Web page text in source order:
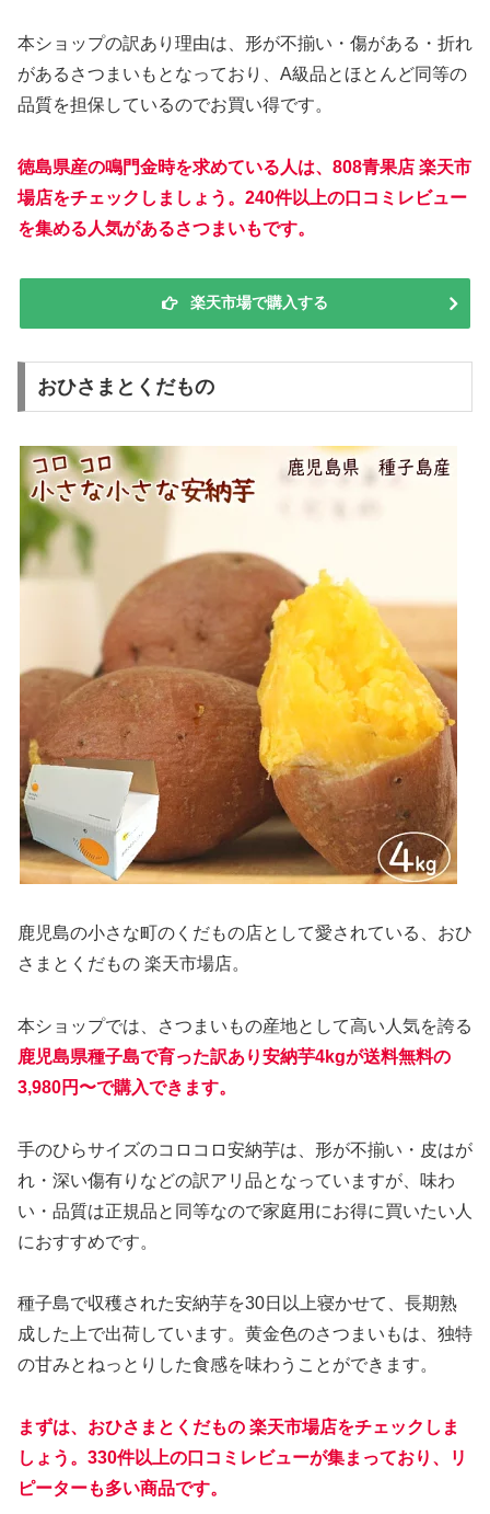
本ショップの訳あり理由は、形が不揃い・傷がある・折れ
があるさつまいもとなっており、A級品とほとんど同等の
品質を担保しているのでお買い得です。
徳島県産の鳴門金時を求めている人は、808青果店 楽天市
場店をチェックしましょう。240件以上の口コミレビュー
を集める人気があるさつまいもです。
楽天市場で購入する
おひさまとくだもの
鹿児島の小さな町のくだもの店として愛されている、おひ
さまとくだもの 楽天市場店。
本ショップでは、さつまいもの産地として高い人気を誇る
鹿児島県種子島で育った訳あり安納芋4kgが送料無料の
3,980円〜で購入できます。
手のひらサイズのコロコロ安納芋は、形が不揃い・皮はが
れ・深い傷有りなどの訳アリ品となっていますが、味わ
い・品質は正規品と同等なので家庭用にお得に買いたい人
におすすめです。
種子島で収穫された安納芋を30日以上寝かせて、長期熟
成した上で出荷しています。黄金色のさつまいもは、独特
の甘みとねっとりした食感を味わうことができます。
まずは、おひさまとくだもの 楽天市場店をチェックしま
しょう。330件以上の口コミレビューが集まっており、リ
ピーターも多い商品です。